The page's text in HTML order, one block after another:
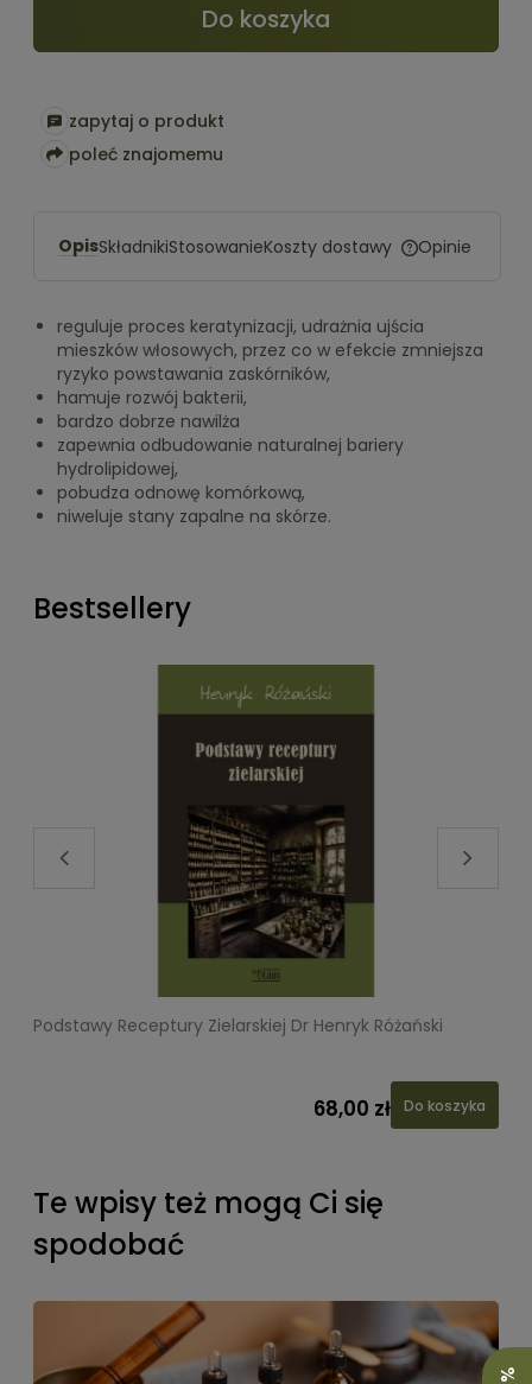
Do koszyka
zapytaj o produkt
poleć znajomemu
OpisSkładnikiStosowanieKoszty dostawy Opinie
reguluje proces keratynizacji, udrażnia ujścia
mieszków włosowych, przez co w efekcie zmniejsza
ryzyko powstawania zaskórników,
hamuje rozwój bakterii,
bardzo dobrze nawilża
zapewnia odbudowanie naturalnej bariery
hydrolipidowej,
pobudza odnowę komórkową,
niweluje stany zapalne na skórze.
Bestsellery
Podstawy Receptury Zielarskiej Dr Henryk Różański
68,00 zł Do koszyka
Te wpisy też mogą Ci się
spodobać